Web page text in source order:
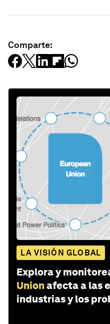
Comparte:
LA VISIÓN GLOBAL
Explora y
Union afecta a las
industrias y los